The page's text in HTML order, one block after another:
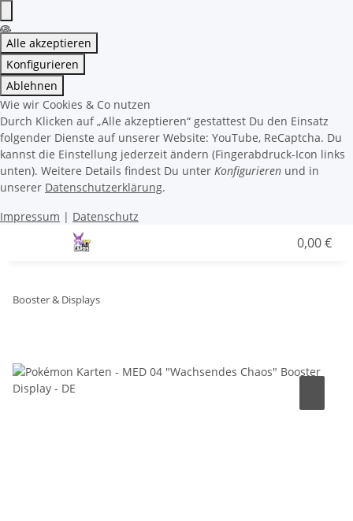
Alle akzeptieren
Konfigurieren
Ablehnen
Wie wir Cookies & Co nutzen
Durch Klicken auf „Alle akzeptieren“ gestattest Du den Einsatz
folgender Dienste auf unserer Website: YouTube, ReCaptcha. Du
kannst die Einstellung jederzeit ändern (Fingerabdruck-Icon links
unten). Weitere Details findest Du unter Konfigurieren und in
unserer Datenschutzerklärung.
Impressum | Datenschutz
0,00 €
Booster & Displays